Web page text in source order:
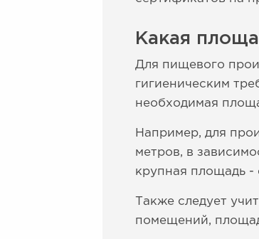
Какая
Для пищевого
гигиеническим
необходимая
Например, для
метров, в
крупная площадь -
Также следует
помещений,